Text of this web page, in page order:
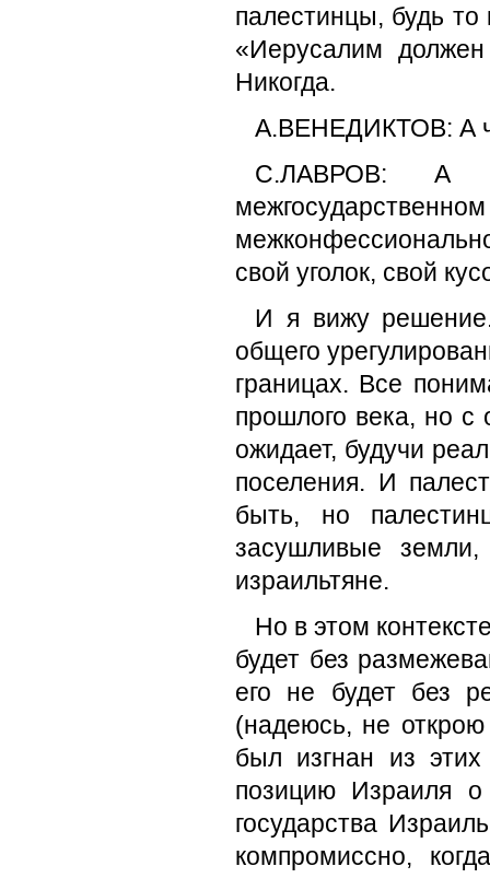
палестинцы, будь то
«Иерусалим
Никогда.
А.ВЕНЕДИКТОВ: А
С.ЛАВРОВ: А
свой уголок, свой
И я вижу
общего
границах. Все
прошлого века, но с
ожидает, будучи
поселения. И
быть, но
засушливые
израильтяне.
Но в этом
будет без
его не будет без
(надеюсь, не
был изгнан из
позицию Израиля
государства
компромиссно,